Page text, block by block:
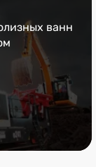
ванн